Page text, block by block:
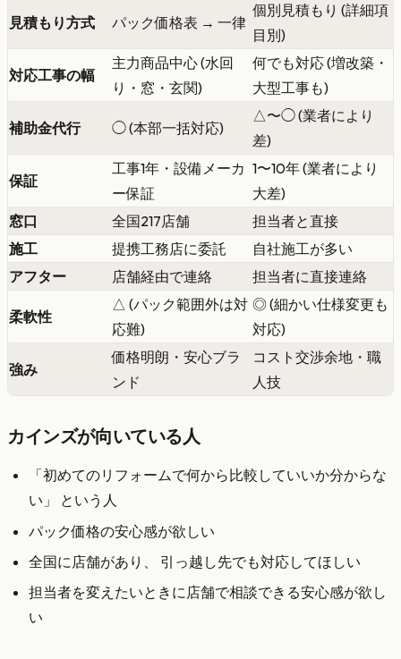
見積もり方式 パック価格表 → 一律
個別見積もり (詳細項
目別)
対応工事の幅
主力商品中心 (水回
り・窓・玄関)
何でも対応 (増改築・
大型工事も)
補助金代行 ◯ (本部一括対応)
△〜◯ (業者により
差)
保証
工事1年・設備メーカ
ー保証
1〜10年 (業者により
大差)
窓口
全国217店舗
担当者と直接
施工
提携工務店に委託
自社施工が多い
アフター
店舗経由で連絡 担当者に直接連絡
柔軟性
△ (パック範囲外は対
応難)
◎ (細かい仕様変更も
対応)
強み
価格明朗・安心ブラ
ンド
コスト交渉余地・職
人技
カインズが向いている人
「初めてのリフォームで何から比較していいか分からな
い」 という人
パック価格の安心感が欲しい
全国に店舗があり、 引っ越し先でも対応してほしい
担当者を変えたいときに店舗で相談できる安心感が欲し
い